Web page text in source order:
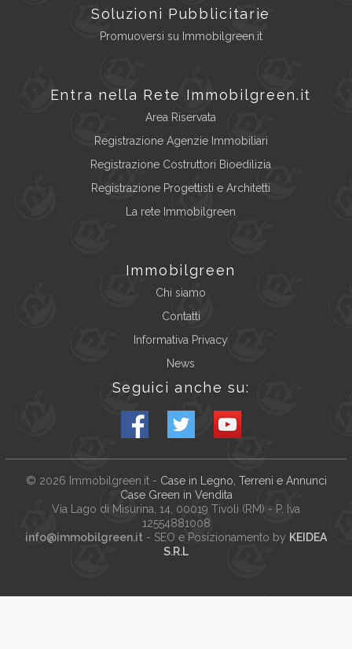
Soluzioni Pubblicitarie
Promuoversi su Immobilgreen.it
Entra nella Rete Immobilgreen.it
Area Riservata
Registrazione Agenzie Immobiliari
Registrazione Costruttori Bioedilizia
Registrazione Progettisti e Architetti
La rete Immobilgreen
Immobilgreen
Chi siamo
Contatti
Informativa Privacy
News
Seguici anche su:
© 2026 Immobilgreen.it- Case in Legno, Terreni e Annunci
Case Green in Vendita
Via Lago di Misurina, 14 , 00019 Tivoli (RM) - P. Iva
12554881008
info@immobilgreen.it - SEO e Posizionamento by KEIDEA
S.R.L